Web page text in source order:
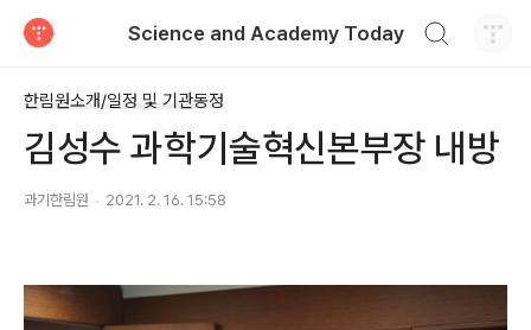
Science and Academy Today
한림원소개/일정 및 기관동정
김성수 과학기술혁신본부장 내방
과기한림원 2021. 2. 16. 15:58